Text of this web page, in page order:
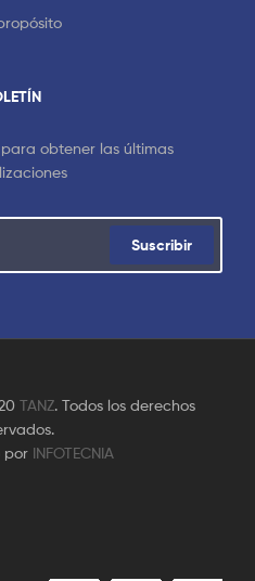
obtener las últimas
Suscribir
TANZ. Todos los derechos
por INFOTECNIA